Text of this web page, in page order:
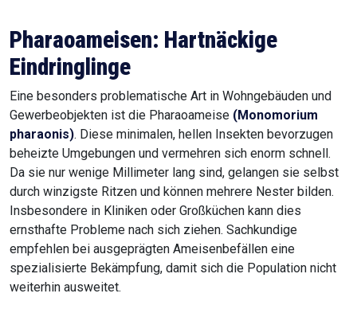
Pharaoameisen: Hartnäckige
Eindringlinge
Eine besonders problematische Art in Wohngebäuden und
Gewerbeobjekten ist die Pharaoameise (Monomorium
pharaonis). Diese minimalen, hellen Insekten bevorzugen
beheizte Umgebungen und vermehren sich enorm schnell.
Da sie nur wenige Millimeter lang sind, gelangen sie selbst
durch winzigste Ritzen und können mehrere Nester bilden.
Insbesondere in Kliniken oder Großküchen kann dies
ernsthafte Probleme nach sich ziehen. Sachkundige
empfehlen bei ausgeprägten Ameisenbefällen eine
spezialisierte Bekämpfung, damit sich die Population nicht
weiterhin ausweitet.